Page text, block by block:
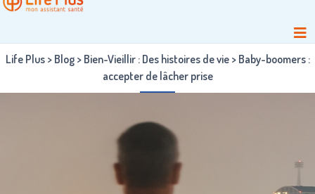
Life Plus> Blog> Bien-Vieillir : Des histoires de vie> Baby-boomers :
accepter de lâcher prise